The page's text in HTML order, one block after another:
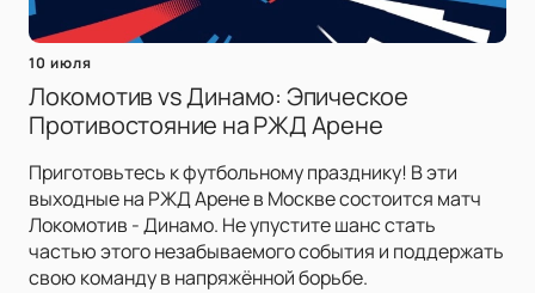
10 июля
Локомотив vs Динамо: Эпическое
Противостояние на РЖД Арене
Приготовьтесь к футбольному празднику! В эти
выходные на РЖД Арене в Москве состоится матч
Локомотив - Динамо. Не упустите шанс стать
частью этого незабываемого события и поддержать
свою команду в напряжённой борьбе.